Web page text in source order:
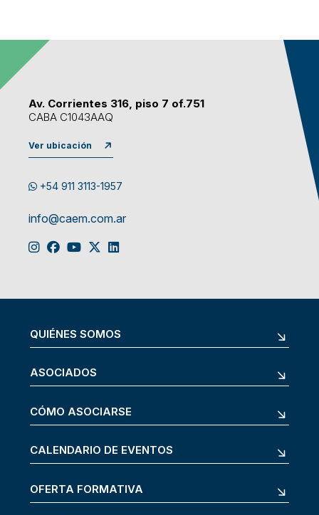
Av. Corrientes 316, piso 7 of.751
CABA C1043AAQ
Ver ubicación
+54 911 3113-1957
info@caem.com.ar
QUIÉNES SOMOS
ASOCIADOS
CÓMO ASOCIARSE
CALENDARIO DE EVENTOS
OFERTA FORMATIVA